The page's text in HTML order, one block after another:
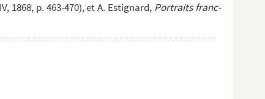
1868, p. 463-470), et A. Estignard, Portraits franc-